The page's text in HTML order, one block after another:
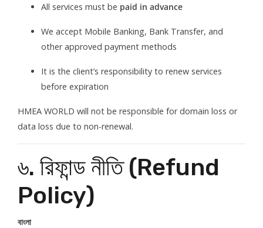
All services must be paid in advance
We accept Mobile Banking, Bank Transfer, and
other approved payment methods
It is the client’s responsibility to renew services
before expiration
HMEA WORLD will not be responsible for domain loss or
data loss due to non-renewal.
৬. রিফান্ড নীতি (Refund
Policy)
বাংলা